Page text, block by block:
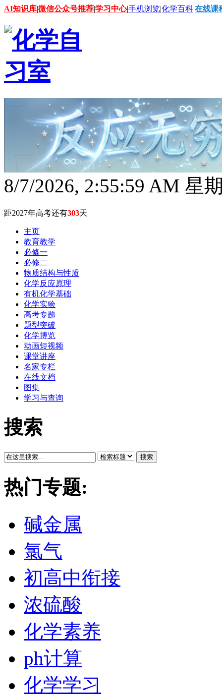
AI知识库|微信公众号推荐|学习中心|手机浏览|化学百科|在线课
8/7/2026, 2:56:00 AM 星
距2027年高考还有303天
主页
教育教学
必修一
必修二
物质结构与性质
化学反应原理
有机化学基础
化学实验
高考专题
题型突破
化学博览
动画短视频
课堂讲座
名家专栏
在线文档
图集
学习与查询
搜索
搜索
热门专题:
碱金属
氯气
初高中衔接
浓硫酸
化学素养
ph计算
化学学习